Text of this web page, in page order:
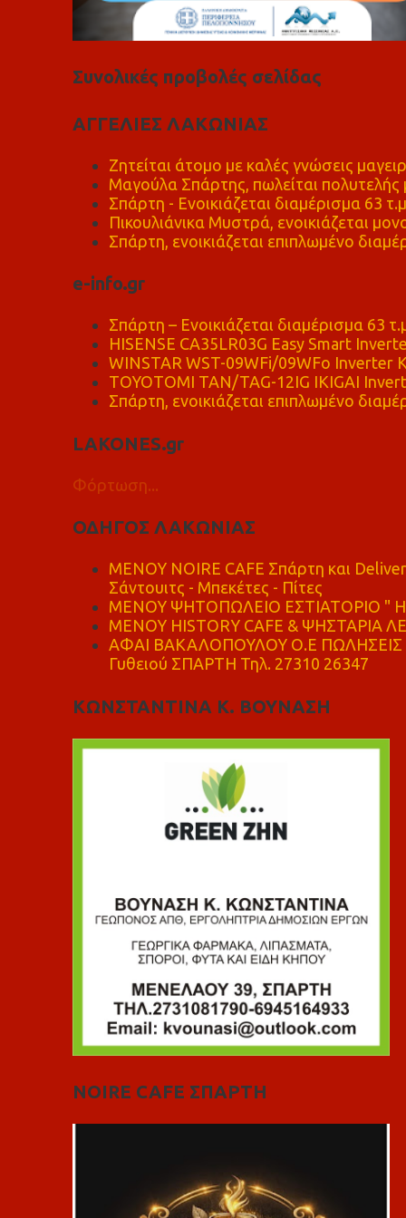
Συνολικές προβολές σελίδας
ΑΓΓΕΛΙΕΣ ΛΑΚΩΝΙΑΣ
Ζητείται άτομο με καλές γνώσεις
Μαγούλα Σπάρτης, πωλείται πολυτελής
Σπάρτη - Ενοικιάζεται διαμέρισμα 63 τ.μ
Πικουλιάνικα Μυστρά, ενοικιάζεται
Σπάρτη, ενοικιάζεται επιπλωμένο
e-info.gr
Σπάρτη – Ενοικιάζεται διαμέρισμα 63
HISENSE CA35LR03G Easy Smart
WINSTAR WST-09WFi/09WFo Inverter
TOYOTOMI TAN/TAG-12IG IKIGAI
Σπάρτη, ενοικιάζεται επιπλωμένο
LAKONES.gr
Φόρτωση...
ΟΔΗΓΟΣ ΛΑΚΩΝΙΑΣ
MENOY NOIRE CAFE Σπάρτη και
Σάντουιτς - Μπεκέτες - Πίτες
ΜΕΝΟΥ ΨΗΤΟΠΩΛΕΙΟ ΕΣΤΙΑΤΟΡΙΟ "
ΜΕΝΟΥ HISTORY CAFE & ΨΗΣΤΑΡΙΑ
ΑΦΑΙ ΒΑΚΑΛΟΠΟΥΛΟΥ Ο.Ε ΠΩΛΗΣΕΙΣ
Γυθειού ΣΠΑΡΤΗ Τηλ. 27310 26347
ΚΩΝΣΤΑΝΤΙΝΑ Κ. ΒΟΥΝΑΣΗ
NOIRE CAFE ΣΠΑΡΤΗ